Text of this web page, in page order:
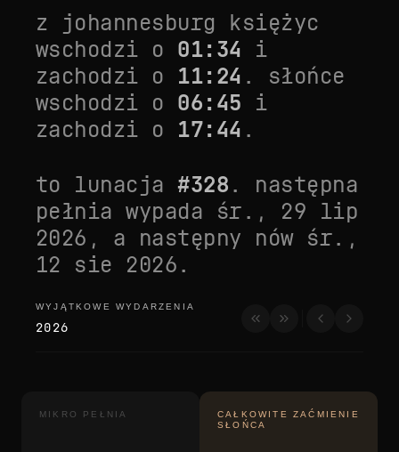
z johannesburg księżyc
wschodzi o 01:34 i
zachodzi o 11:24 . słońce
wschodzi o 06:45 i
zachodzi o 17:44 .
to lunacja#328. następna
pełnia wypada śr., 29 lip
2026 , a następny nów śr.,
12 sie 2026.
wyjątkowe wydarzenia
WYJĄTKOWE WYDARZENIA
2026
MIKRO PEŁNIA
CAŁKOWITE ZAĆMIENIE
SŁOŃCA